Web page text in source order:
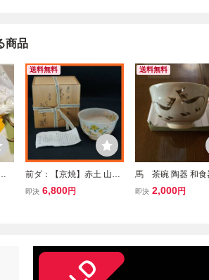
商品
送料無料
前ダ：【京焼】赤土 山吹
文 茶碗 平安 橋本紫雲造
即決 6,800円
送料無料
馬 茶碗 陶器 和食
道具 抹茶碗
即決 2,000円